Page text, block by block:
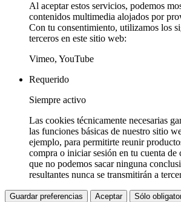
Al aceptar estos servicios, podemos
contenidos multimedia alojados por
Con tu consentimiento, utilizamos los
terceros en este sitio web:
Vimeo, YouTube
Requerido
Siempre activo
Las cookies técnicamente necesarias
las funciones básicas de nuestro sitio
ejemplo, para permitirte reunir
compra o iniciar sesión en tu cuenta
que no podemos sacar ninguna
resultantes nunca se transmitirán a
Guardar preferencias Aceptar Sólo